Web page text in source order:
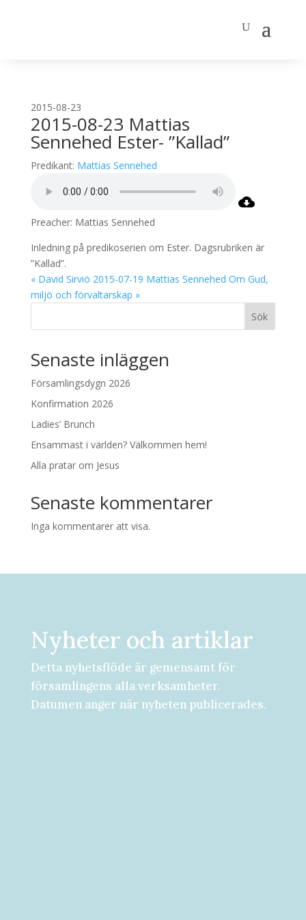
2015-08-23
2015-08-23 Mattias
Sennehed Ester- ”Kallad”
Predikant: Mattias Sennehed
Preacher: Mattias Sennehed
Inledning på predikoserien om Ester. Dagsrubriken är
”Kallad”.
« David Sirviö 2015-07-19 Mattias Sennehed Om Gud,
miljö och förvaltarskap »
Sök
Senaste inläggen
Församlingsdygn 2026
Konfirmation 2026
Ladies’ Brunch
Ensammast i världen? Välkommen hem!
Alla pratar om Jesus
Senaste kommentarer
Inga kommentarer att visa.
Nyheter och artiklar
Detta nyhetsflöde är gemensamt för
församlingens alla verksamheter.
Datumen anger när nyheten publicerades.